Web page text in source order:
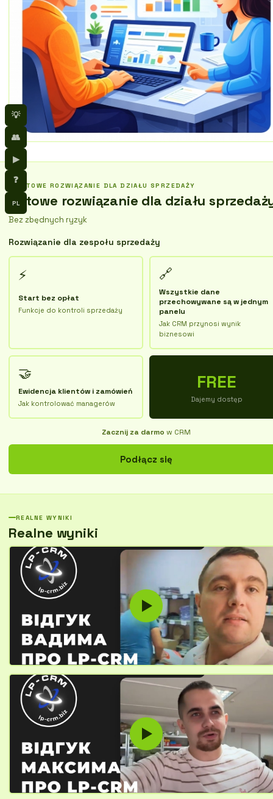
💡
👥
▶
❓
PL
GOTOWE ROZWIĄZANIE DLA DZIAŁU SPRZEDAŻY
Gotowe rozwiązanie dla działu
Bez zbędnych ryzyk
Rozwiązanie dla zespołu sprzedaży
⚡
Start bez opłat
Funkcje do kontroli sprzedaży
🔗
Wszystkie dane
przechowywane są w jednym
panelu
Jak CRM przynosi wynik
biznesowi
🤝
Ewidencja klientów i zamówień
Jak kontrolować managerów
FREE
Dajemy dostęp
Zacznij za darmo w CRM
Podłącz się
REALNE WYNIKI
Realne wyniki